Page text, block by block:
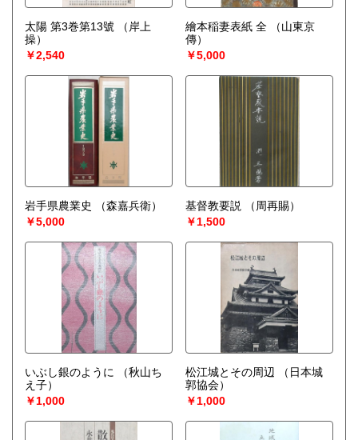
太陽 第3巻第13號
（岸上
操）
￥2,540
繪本稲妻表紙 全
（山東京
傳）
￥5,000
岩手県農業史
（森嘉兵衛）
￥5,000
基督教要説
（周再賜）
￥1,500
いぶし銀のように
（秋山ち
え子）
￥1,000
松江城とその周辺
（日本城
郭協会）
￥1,000